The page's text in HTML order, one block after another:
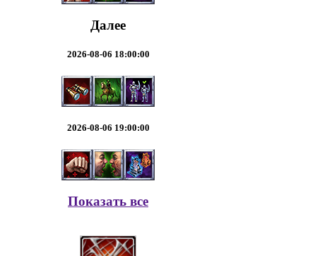
Далее
2026-08-06 18:00:00
2026-08-06 19:00:00
Показать все